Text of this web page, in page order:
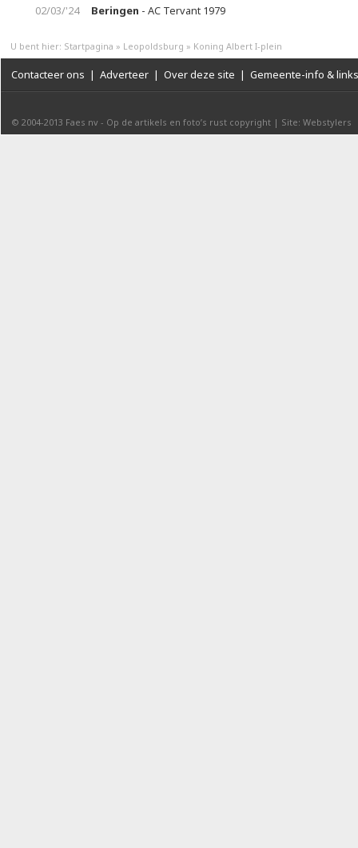
02/03/'24
Beringen - AC Tervant 1979
U bent hier: Startpagina » Leopoldsburg » Koning Albert I-plein
Contacteer ons | Adverteer | Over deze site | Gemeente-info & links
© 2004-2013 Faes nv - Op de artikels en foto’s rust copyright | Site: Webstylers